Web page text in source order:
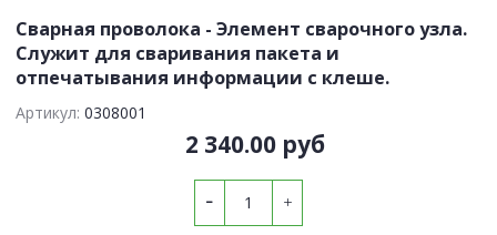
Сварная проволока - Элемент сварочного узла.
Служит для сваривания пакета и
отпечатывания информации с клеше.
Артикул: 0308001
2 340.00 руб